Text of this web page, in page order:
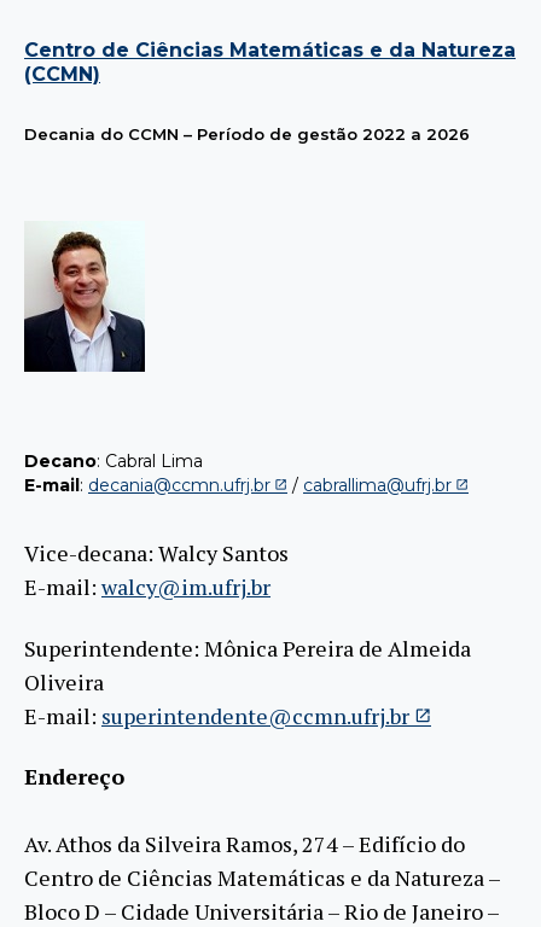
Centro de Ciências Matemáticas e da Natureza
(CCMN)
Decania do CCMN – Período de gestão 2022 a 2026
Decano: Cabral Lima
E-mail: decania@ccmn.ufrj.br / cabrallima@ufrj.br
Vice-decana: Walcy Santos
E-mail:walcy@im.ufrj.br
Superintendente: Mônica Pereira de Almeida
Oliveira
E-mail: superintendente@ccmn.ufrj.br
Endereço
Av. Athos da Silveira Ramos, 274 – Edifício do
Centro de Ciências Matemáticas e da Natureza –
Bloco D – Cidade Universitária – Rio de Janeiro –